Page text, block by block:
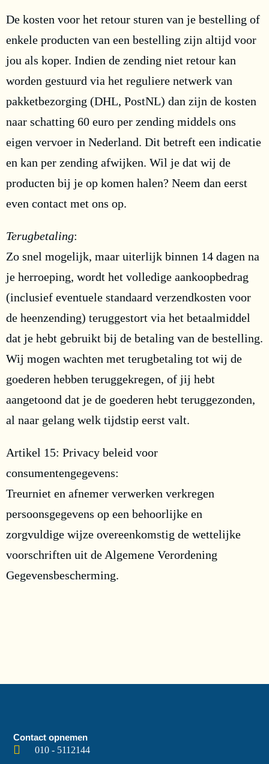
De kosten voor het retour sturen van je bestelling of
enkele producten van een bestelling zijn altijd voor
jou als koper. Indien de zending niet retour kan
worden gestuurd via het reguliere netwerk van
pakketbezorging (DHL, PostNL) dan zijn de kosten
naar schatting 60 euro per zending middels ons
eigen vervoer in Nederland. Dit betreft een indicatie
en kan per zending afwijken. Wil je dat wij de
producten bij je op komen halen? Neem dan eerst
even contact met ons op.
Terugbetaling:
Zo snel mogelijk, maar uiterlijk binnen 14 dagen na
je herroeping, wordt het volledige aankoopbedrag
(inclusief eventuele standaard verzendkosten voor
de heenzending) teruggestort via het betaalmiddel
dat je hebt gebruikt bij de betaling van de bestelling.
Wij mogen wachten met terugbetaling tot wij de
goederen hebben teruggekregen, of jij hebt
aangetoond dat je de goederen hebt teruggezonden,
al naar gelang welk tijdstip eerst valt.
Artikel 15: Privacy beleid voor
consumentengegevens:
Treurniet en afnemer verwerken verkregen
persoonsgegevens op een behoorlijke en
zorgvuldige wijze overeenkomstig de wettelijke
voorschriften uit de Algemene Verordening
Gegevensbescherming.
Contact opnemen
010 - 5112144